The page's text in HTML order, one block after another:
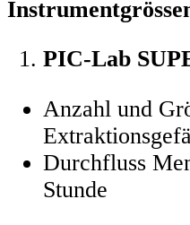
PIC-Lab
Anzahl und
Durchfluss
Stunde